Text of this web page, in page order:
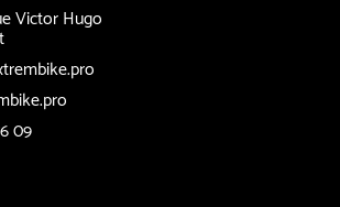
Victor Hugo
09